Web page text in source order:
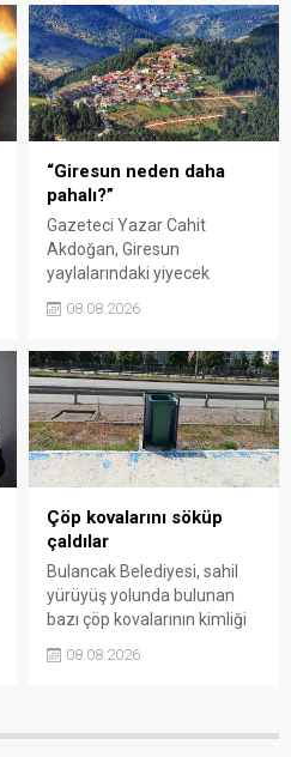
eleştirdi. Taşgöz, üreticinin
emeğinin karşılığını
alamadığını savunarak,
Giresun milletvekillerini
sessiz kalmakla suçladı.
“Giresun neden daha
pahalı?”
Gazeteci Yazar Cahit
Akdoğan, Giresun
yaylalarındaki yiyecek
belirgin biçimde yüksek
Valiliği, Tarım ve Orman İl
Müdürlüğü ile ilgili kurumları
denetime çağırdı. Akdoğan,
yüzde 50’ye ulaşan fiyat
farklarının araştırılması
gerektiğini söyledi.
08.08.2026
Çöp kovalarını söküp
çaldılar
Bulancak Belediyesi, sahil
yürüyüş yolunda bulunan
bazı çöp kovalarının kimliği
sökülerek çalındığını açıkladı.
vatandaşlardan ihbar
08.08.2026